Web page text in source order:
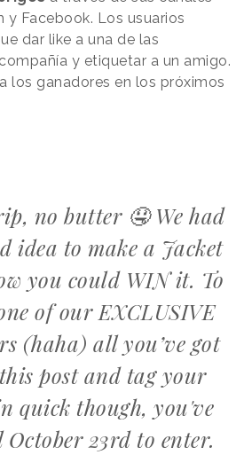
y Facebook. Los usuarios
dar like a una de las
y etiquetar a un amigo.
los ganadores en los próximos
no butter 🤤 We had
idea to make a Jacket
you could WIN it. To
of our EXCLUSIVE
(haha) all you’ve got
post and tag your
quick though, you've
23rd to enter.